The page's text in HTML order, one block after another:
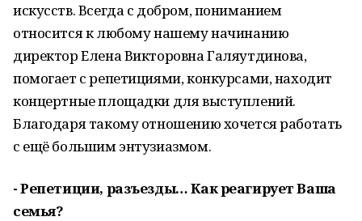
искусств. Всегда с добром, пониманием
относится к любому нашему начинанию
директор Елена Викторовна Галяутдинова,
помогает с репетициями, конкурсами, находит
концертные площадки для выступлений.
Благодаря такому отношению хочется работать
с ещё большим энтузиазмом.
- Репетиции, разъезды… Как реагирует Ваша
семья?